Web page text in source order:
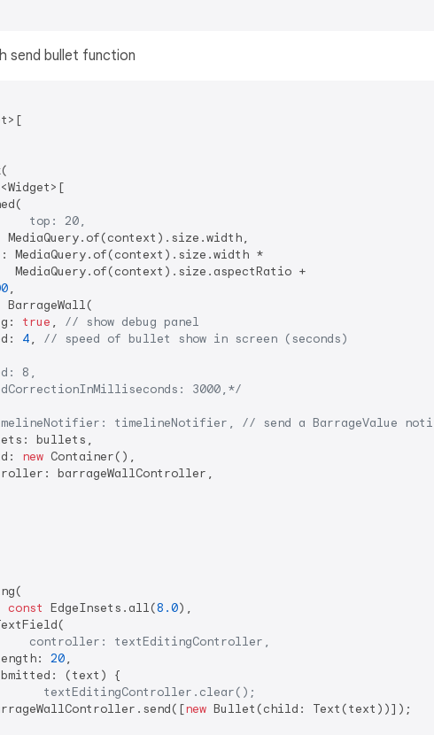
send bullet function
top: 20,
MediaQuery.of(context).size.width,
MediaQuery.of(context).size.width *
MediaQuery.of(context).size.aspectRatio +
,
BarrageWall(
true , // show debug panel
4, // speed of bullet show in screen (seconds)
8,
3000,*/
timelineNotifier, // send a BarrageValue
bullets,
new Container(),
barrageWallController,
const EdgeInsets.all(8.0),
textEditingController,
20,
textEditingController.clear();
new Bullet(child: Text(text))]);